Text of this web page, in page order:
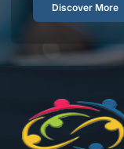
Discover More